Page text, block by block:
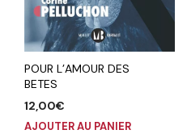
POUR L’AMOUR DES
BETES
12,00€
AJOUTER AU PANIER